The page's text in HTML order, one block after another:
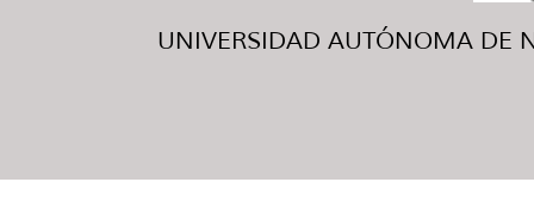
UNIVERSIDAD AUTÓNOMA DE